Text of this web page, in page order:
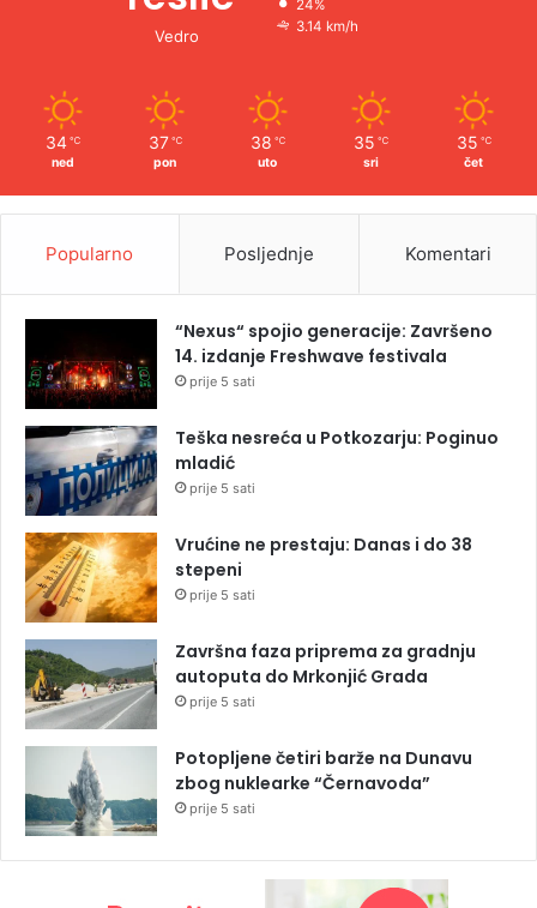
Vedro
24%
3.14 km/h
34 ℃
ned
37 ℃
pon
38 ℃
uto
35 ℃
sri
35 ℃
čet
Popularno Posljednje Komentari
“Nexus“ spojio generacije: Završeno
14. izdanje Freshwave festivala
prije 5 sati
Teška nesreća u Potkozarju: Poginuo
mladić
prije 5 sati
Vrućine ne prestaju: Danas i do 38
stepeni
prije 5 sati
Završna faza priprema za gradnju
autoputa do Mrkonjić Grada
prije 5 sati
Potopljene četiri barže na Dunavu
zbog nuklearke “Černavoda”
prije 5 sati